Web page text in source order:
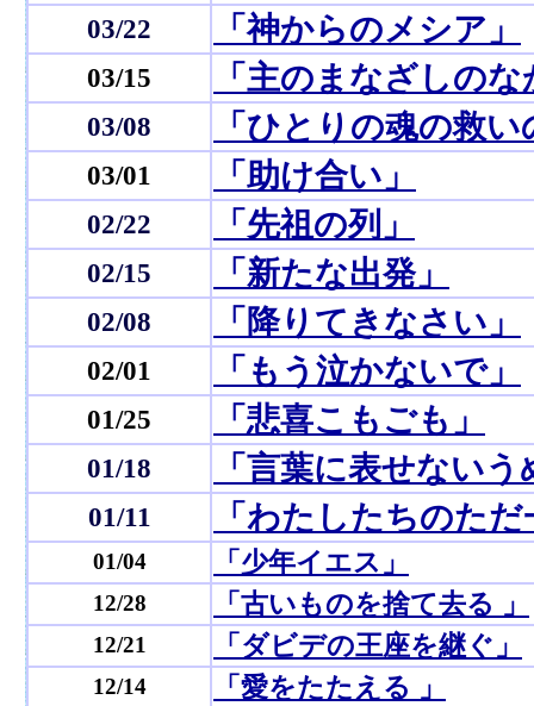
03/22 「神からのメシア」
03/15 「主のまなざしの
03/08 「ひとりの魂の救
03/01 「助け合い」
02/22 「先祖の列」
02/15 「新たな出発」
02/08 「降りてきなさい」
02/01 「もう泣かないで」
01/25 「悲喜こもごも」
01/18 「言葉に表せないう
01/11 「わたしたちのた
01/04 「少年イエス」
12/28 「古いものを捨て去る 」
12/21 「ダビデの王座を継ぐ」
12/14 「愛をたたえる 」